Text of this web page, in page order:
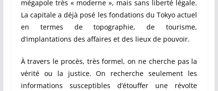
mégapole très « moderne », mais sans liberté légale.
La capitale a déjà posé les fondations du Tokyo actuel
en termes de topographie, de tourisme,
d’implantations des affaires et des lieux de pouvoir.
À travers le procès, très formel, on ne cherche pas la
vérité ou la justice. On recherche seulement les
informations susceptibles d’étouffer une révolte